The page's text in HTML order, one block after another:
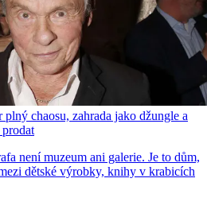
chaosu, zahrada jako džungle a
není muzeum ani galerie. Je to dům,
dětské výrobky, knihy v krabicích